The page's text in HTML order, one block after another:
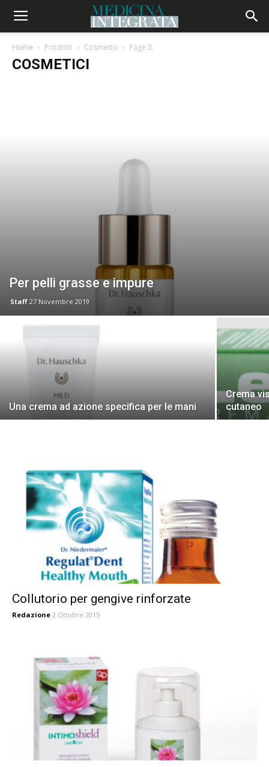
Home Prodotti Cosmetici Page 3
COSMETICI
Per pelli grasse e impure
Staff 27 Novembre 2019
Una crema ad azione specifica per le mani
Crema
cutaneo
Collutorio per gengive rinforzate
Redazione 2 Ottobre 2015